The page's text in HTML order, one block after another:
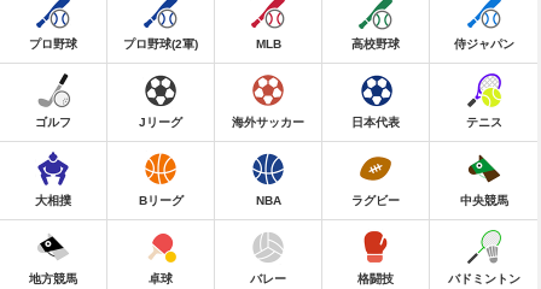
プロ野球 プロ野球(2軍) MLB 高校野球 侍ジャパン
ゴルフ Jリーグ 海外サッカー 日本代表 テニス
大相撲 Bリーグ NBA ラグビー 中央競馬
地方競馬 卓球 バレー 格闘技 バドミントン